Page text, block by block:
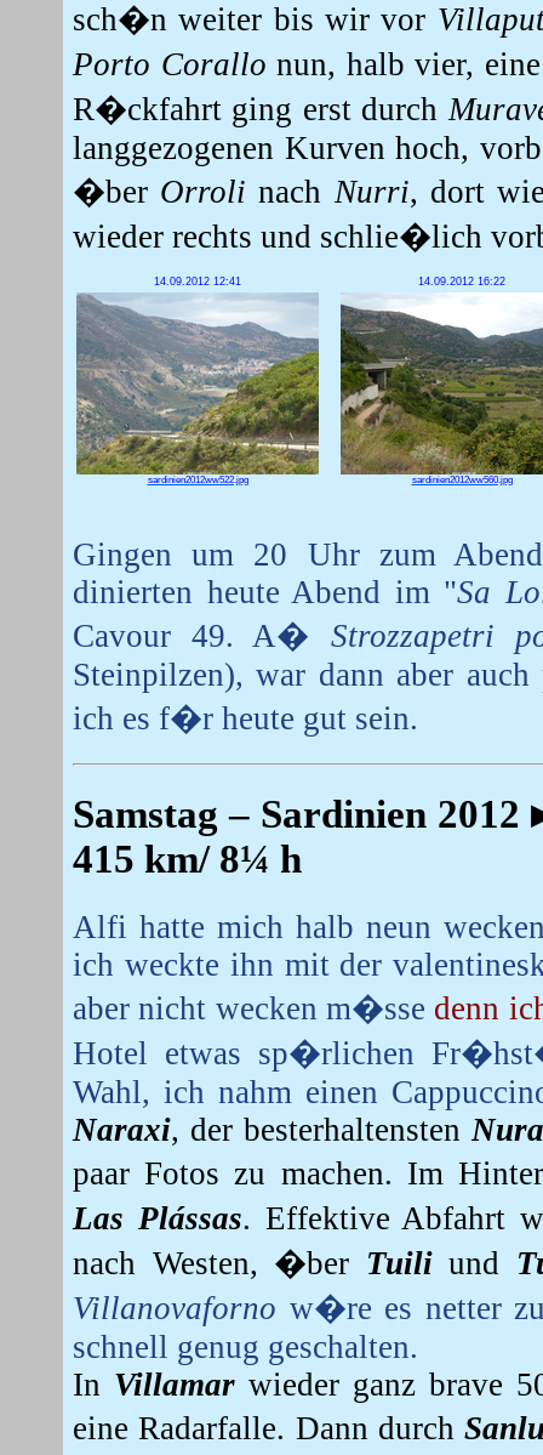
sch�n weiter bis wir vor
Porto Corallo nun, halb vier,
R�ckfahrt ging erst durch
langgezogenen Kurven hoch,
�ber Orroli nach Nurri, dort
wieder rechts und schlie�lich
14.09.2012 12:41
sardinien2012ww522.jpg
14.09.2012 16:22
sardinien2012ww560.jpg
Gingen um 20 Uhr zum
dinierten heute Abend im "Sa
Cavour 49. A� Strozzapetri
Steinpilzen), war dann aber
ich es f�r heute gut sein.
Samstag – Sardinien
415 km/ 8¼ h
Alfi hatte mich halb neun
ich weckte ihn mit der
aber nicht wecken m�sse denn
Hotel etwas sp�rlichen
Wahl, ich nahm einen
Naraxi, der besterhaltensten
paar Fotos zu machen. Im
Las Plássas. Effektive Abfahrt
nach Westen, �ber Tuiliund
Villanovaforno w�re es netter
schnell genug geschalten.
In Villamar wieder ganz brave
eine Radarfalle. Dann durch